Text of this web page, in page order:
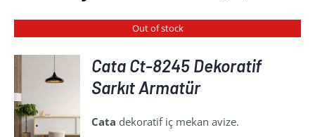
Out of stock
AYRINTILAR
Cata Ct-8245 Dekoratif
Sarkıt Armatür
Cata dekoratif iç mekan avize.